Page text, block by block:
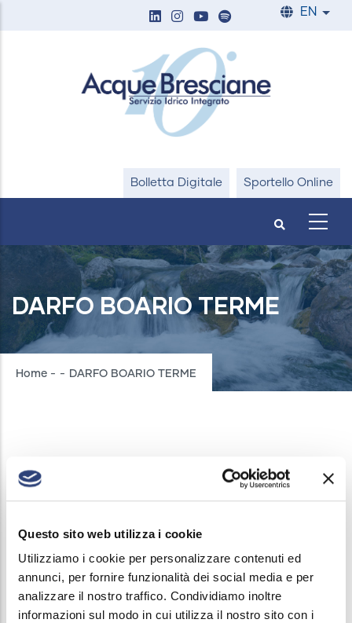
Questo sito web utilizza i cookie
Utilizziamo i cookie per personalizzare contenuti ed
annunci, per fornire funzionalità dei social media e per
analizzare il nostro traffico. Condividiamo inoltre
informazioni sul modo in cui utilizza il nostro sito con i
EN List
Bolletta Digitale Sportello Online
DARFO BOARIO TERME
Breadcrumb
Home - - DARFO BOARIO TERME
DARFO BOARIO TERME
Il 28 Novembre dalle 10 alle 11 verrà sospeso il
servizio di erogazione acqua in Via VIA MASSI (dal
civico 1 a civico 46 (per i pari) e 61 (per i
dispari).